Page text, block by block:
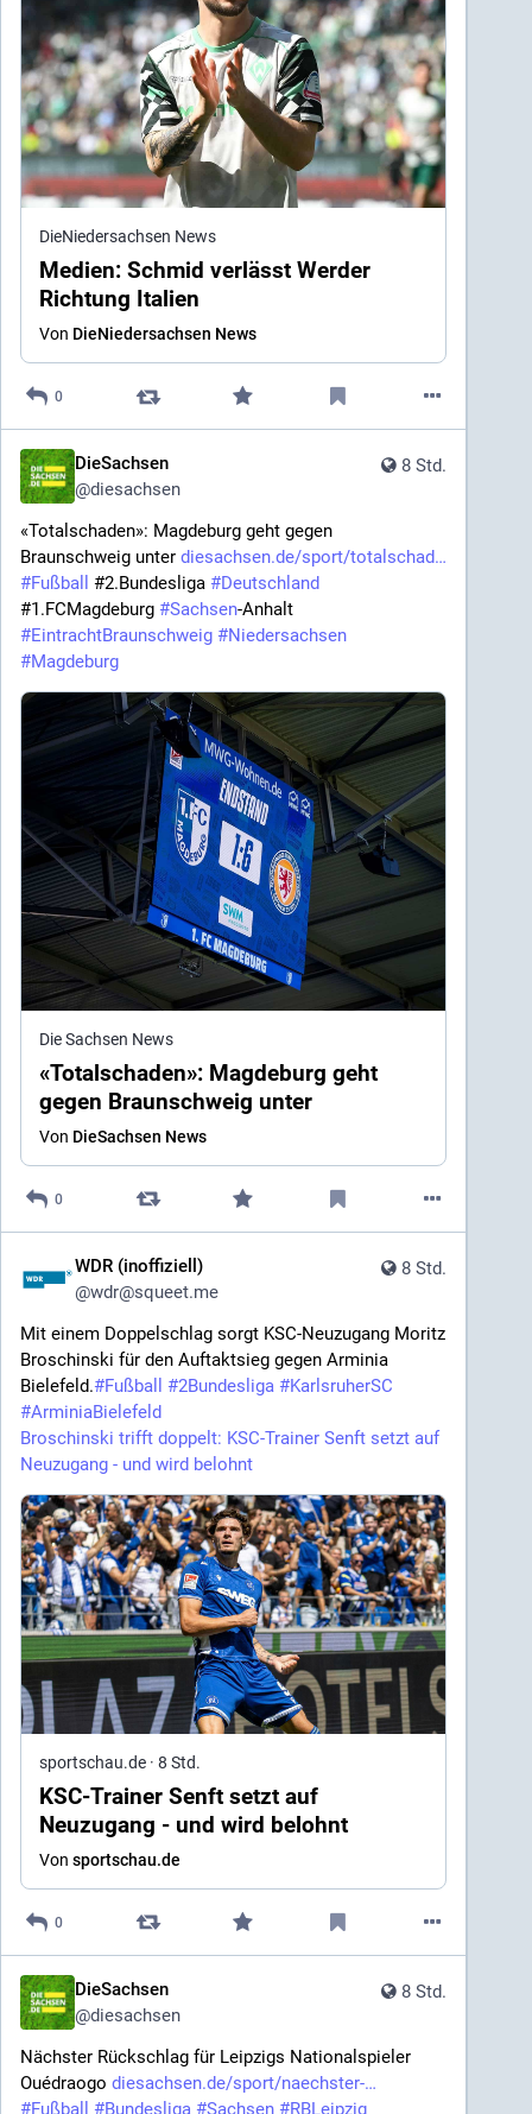
DieNiedersachsen News
Medien: Schmid verlässt Werder
Richtung Italien
Von DieNiedersachsen News
0
8 Std.
DieSachsen
@diesachsen
«Totalschaden»: Magdeburg geht gegen
Braunschweig unter diesachsen.de/sport/totalschad
#Fußball #2.Bundesliga #Deutschland
#1.FCMagdeburg #Sachsen
#EintrachtBraunschweig #Niedersachsen
#Magdeburg
Die Sachsen News
«Totalschaden»: Magdeburg geht
gegen Braunschweig unter
Von DieSachsen News
0
8 Std.
WDR (inoffiziell)
@wdr@squeet.me
Mit einem Doppelschlag sorgt KSC-Neuzugang Moritz
Broschinski für den Auftaktsieg gegen Arminia
Bielefeld.#Fußball #2Bundesliga #KarlsruherSC
#ArminiaBielefeld
Broschinski trifft doppelt: KSC-Trainer Senft setzt auf
Neuzugang - und wird belohnt
sportschau.de · 8 Std.
KSC-Trainer Senft setzt auf
Neuzugang - und wird belohnt
Von sportschau.de
0
8 Std.
DieSachsen
@diesachsen
Nächster Rückschlag für Leipzigs Nationalspieler
Ouédraogo diesachsen.de/sport/naechster-
#Fußball #Bundesliga #Sachsen #RBLeipzig